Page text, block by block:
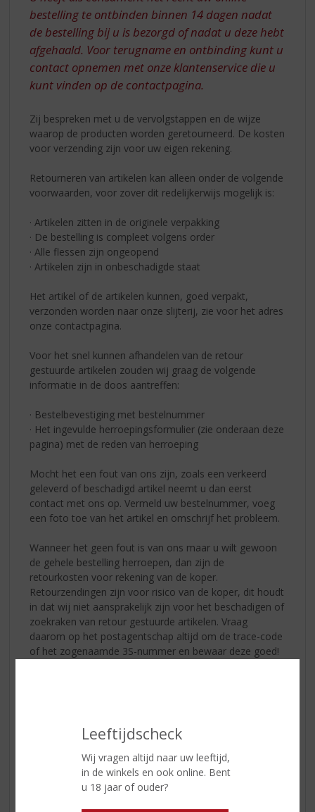
Leeftijdscheck
Wij vragen altijd naar uw leeftijd,
in de winkels en ook online. Bent
u 18 jaar of ouder?
bestelling te ontbinden binnen 14 dagen nadat
de bestelling bij u is bezorgd of nadat u deze hebt
afgehaald. Voor terugname en ontbinding kunt u
contact opnemen met onze klantenservice die u
kunt vinden op de contactpagina.
Zij bespreken met u de vervolgstappen en de wijze
waarop de producten worden geretourneerd. De kosten
voor verzending zijn voor uw eigen rekening.
Retourneren van artikelen kan alleen onder de volgende
voorwaarden, voor zover dit redelijkerwijs mogelijk is:
· Artikelen zitten in de originele verpakking
· De bestelling is compleet volgens order
· Alle flessen zijn ongeopend
· Artikelen zijn in onbeschadigde staat
Het artikel of de artikelen kunnen, goed verpakt,
verzonden worden naar onze slijterij, zie voor het adres
onze contactpagina.
Voor het snel kunnen afhandelen van de retour
gestuurde artikelen zouden wij graag de volgende
informatie in de doos aantreffen:
· Bestelbevestiging met bestelnummer
· Het ingevulde herroepingsformulier (zie onderaan deze
pagina) met de reden van herroeping
Mocht het een fout van ons zijn, zoals een verkeerd
geleverd of beschadigd artikel neemt u dan eerst
contact met ons op. Vermeld uw bestelnummer, voeg
een foto toe van het artikel en omschrijf het probleem.
Wanneer het geen fout is van ons maar u wilt gewoon
de gehele bestelling herroepen, dan zijn de
retourkosten voor rekening van de koper.
Retourzendingen zijn voor risico van de koper, dit houdt
in dat wij niet aansprakelijk zijn voor het beschadigen of
zoekraken van retour gestuurde artikelen. Vraag
daarom op het postagentschap altijd om de trace-code
of het zogenaamde 3S-nummer en bewaar deze goed!
Toch nog vragen over het retourneren van uw
aankoop? Neem dan contact met ons op.
Hier kunt u het herroepingsformulier downloaden: